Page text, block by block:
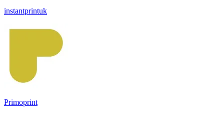
instantprintuk
Primoprint